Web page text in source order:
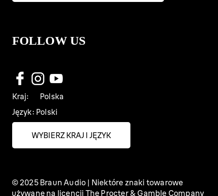
FOLLOW US
Kraj:
Polska
Język: Polski
WYBIERZ KRAJ I JĘZYK
© 2025 Braun Audio | Niektóre znaki towarowe
używane na licencji The Procter & Gamble Company